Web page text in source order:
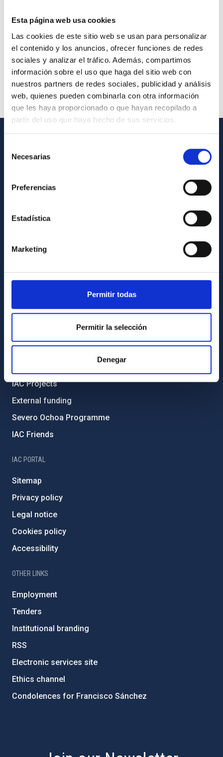
Esta página web usa cookies
Las cookies de este sitio web se usan para personalizar
el contenido y los anuncios, ofrecer funciones de redes
sociales y analizar el tráfico. Además, compartimos
información sobre el uso que haga del sitio web con
nuestros partners de redes sociales, publicidad y análisis
web, quienes pueden combinarla con otra información
que les haya proporcionado o que hayan recopilado a
partir del uso que haya hecho de sus servicios.
Necesarias
Preferencias
Estadística
Marketing
Permitir todas
Permitir la selección
Denegar
How to get to the IAC
Library
Legislation
Code of ethics and anti-fraud policy
Gender equality and diversity
Environment and Sustainability
IAC Projects
External funding
Severo Ochoa Programme
IAC Friends
IAC PORTAL
Sitemap
Privacy policy
Legal notice
Cookies policy
Accessibility
OTHER LINKS
Employment
Tenders
Institutional branding
RSS
Electronic services site
Ethics channel
Condolences for Francisco Sánchez